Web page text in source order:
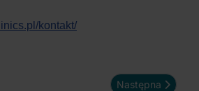
kontakt/
szczęścia brakuje mi tylko UŚMIECHU
Następna
Następna